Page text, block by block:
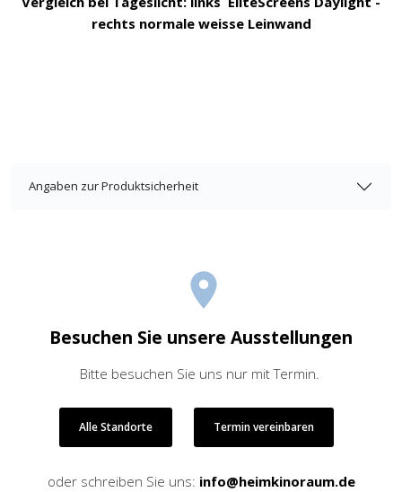
rechts normale weisse Leinwand
Angaben zur Produktsicherheit
Besuchen Sie unsere Ausstellungen
Bitte besuchen Sie uns nur mit Termin.
Alle Standorte Termin vereinbaren
oder schreiben Sie uns: info@heimkinoraum.de